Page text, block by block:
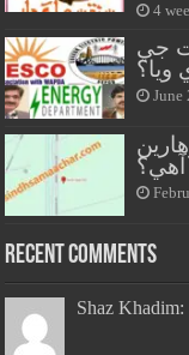
4
جي
June
آهي؟
Recent Comments
Shaz